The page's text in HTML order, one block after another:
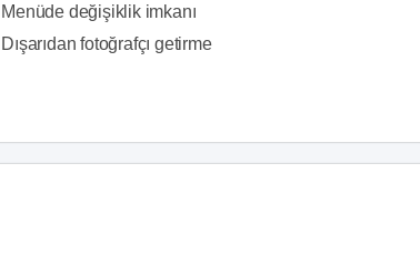
Menüde değişiklik imkanı
Dışarıdan fotoğrafçı getirme